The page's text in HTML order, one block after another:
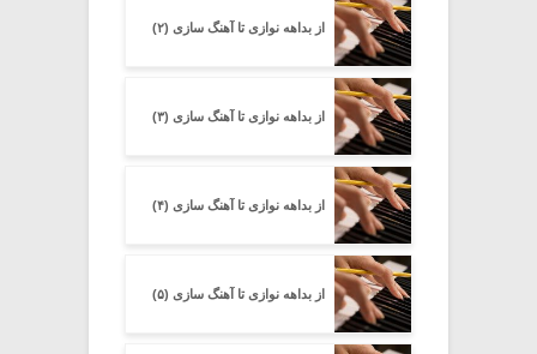
از بداهه نوازی تا آهنگ سازی (۲)
از بداهه نوازی تا آهنگ سازی (۳)
از بداهه نوازی تا آهنگ سازی (۴)
از بداهه نوازی تا آهنگ سازی (۵)